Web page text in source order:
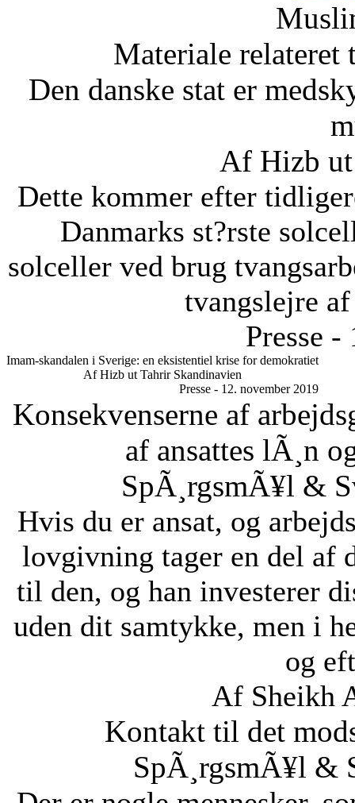
Materiale
Den danske stat er
Af Hizb
Dette kommer efter
Danmarks st?rste
solceller ved brug
tvangslejre
Presse -
Imam-skandalen i Sverige: en eksistentiel krise for demokratiet
Af Hizb ut Tahrir Skandinavien
Presse - 12. november 2019
Konsekvenserne af
af ansattes lÃ¸n
SpÃ¸rgsmÃ¥l &
Hvis du er ansat, og
lovgivning tager en del af
til den, og han investerer
uden dit samtykke, men i
og
Af Sheikh
Kontakt til det
SpÃ¸rgsmÃ¥l &